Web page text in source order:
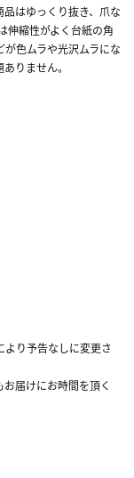
はゆっくり抜き、爪な
伸縮性がよく台紙の角
色ムラや光沢ムラにな
りません。
り予告なしに変更さ
届けにお時間を頂く